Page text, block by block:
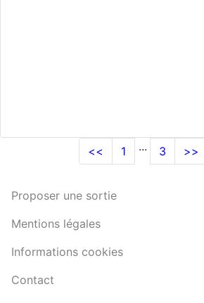
<< 1 ... 3 >>
Proposer une sortie
Mentions légales
Informations cookies
Contact